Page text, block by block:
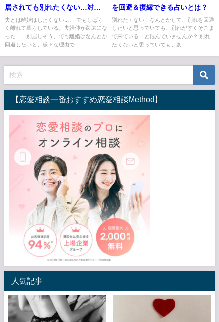
居されても別れたくない…対策
ってある？
夫とは離婚はしたくない…。 でもしばら
く離れて暮らしている、夫婦仲が疎遠にな
った…、別居しそう、でも離婚はなんとか
回避したいと、様々な理由で...
を回避＆復縁できる占いとは？
別れたくない！なんとかして、別れを回避
したいと思っていても、別れがすぐそこま
で来ている…と悩んでいませんか？ 別れ
たくないと思っていても、あ...
【恋愛相談一番おすすめ恋愛相談Method】
人気記事